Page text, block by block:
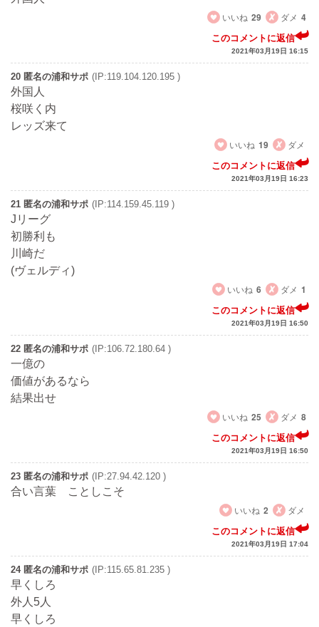
いいね 29 ダメ 4
このコメントに返信
2021年03月19日 16:15
20 匿名の浦和サポ (IP:119.104.120.195 )
外国人
桜咲く内
レッズ来て
いいね 19 ダメ
このコメントに返信
2021年03月19日 16:23
21 匿名の浦和サポ (IP:114.159.45.119 )
Jリーグ
初勝利も
川崎だ
(ヴェルディ)
いいね 6 ダメ 1
このコメントに返信
2021年03月19日 16:50
22 匿名の浦和サポ (IP:106.72.180.64 )
一億の
価値があるなら
結果出せ
いいね 25 ダメ 8
このコメントに返信
2021年03月19日 16:50
23 匿名の浦和サポ (IP:27.94.42.120 )
合い言葉 ことしこそ
いいね 2 ダメ
このコメントに返信
2021年03月19日 17:04
24 匿名の浦和サポ (IP:115.65.81.235 )
早くしろ
外人5人
早くしろ